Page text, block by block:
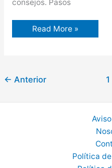
consejos. Pasos
Cómo
crear
Read More »
← Anterior 1
Política